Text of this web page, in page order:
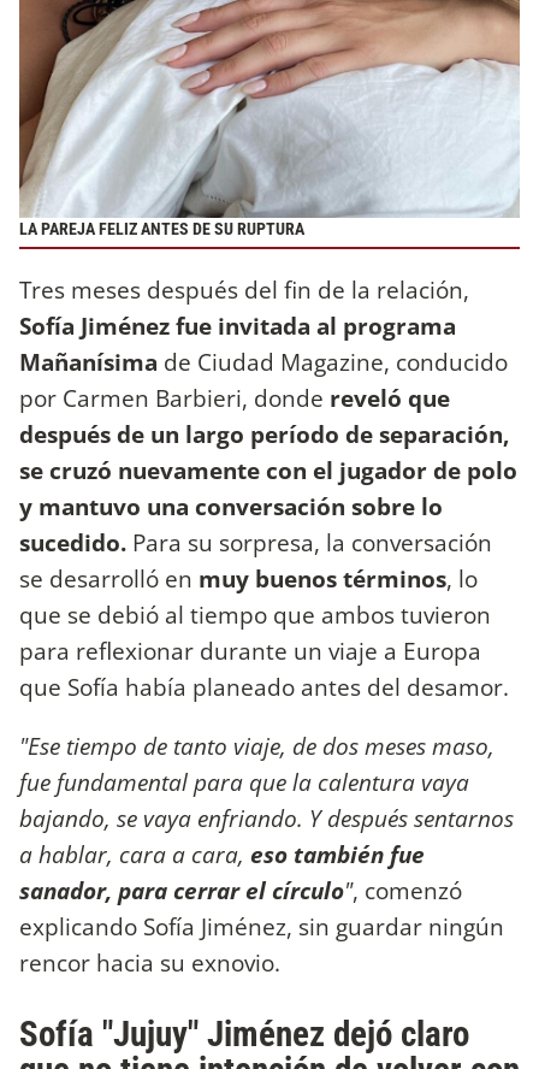
LA PAREJA FELIZ ANTES DE SU RUPTURA
Tres meses después del fin de la relación,
Sofía Jiménez fue invitada al programa
Mañanísima de Ciudad Magazine, conducido
por Carmen Barbieri, donde reveló que
después de un largo período de separación,
se cruzó nuevamente con el jugador de polo
y mantuvo una conversación sobre lo
sucedido. Para su sorpresa, la conversación
se desarrolló en muy buenos términos, lo
que se debió al tiempo que ambos tuvieron
para reflexionar durante un viaje a Europa
que Sofía había planeado antes del desamor.
"Ese tiempo de tanto viaje, de dos meses maso,
fue fundamental para que la calentura vaya
bajando, se vaya enfriando. Y después sentarnos
a hablar, cara a cara, eso también fue
sanador, para cerrar el círculo", comenzó
explicando Sofía Jiménez, sin guardar ningún
rencor hacia su exnovio.
Sofía "Jujuy" Jiménez dejó claro